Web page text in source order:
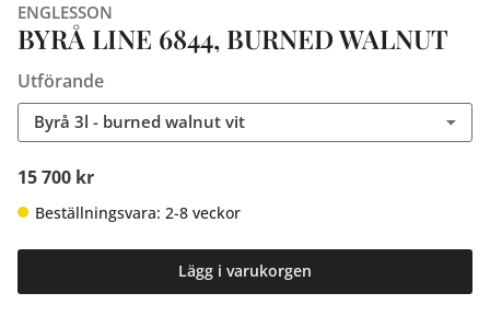
ENGLESSON
BYRÅ LINE 6844, BURNED WALNUT
Utförande
Byrå 3l - burned walnut vit
15 700 kr
Beställningsvara: 2-8 veckor
Lägg i varukorgen